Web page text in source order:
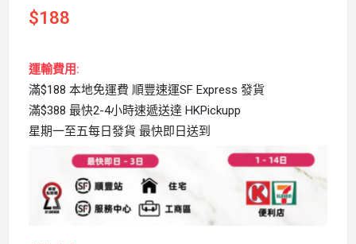
$188
運輸費用:
滿$188 本地免運費 順豐速運SF Express 發貨
滿$388 最快2-4小時速遞送達 HKPickupp
星期一至五每日發貨 最快即日送到